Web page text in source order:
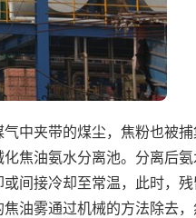
中夹带的煤尘，焦粉也被
焦油氨水分离池。分离后
间接冷却至常温，此时，
油雾通过机械的方法除去